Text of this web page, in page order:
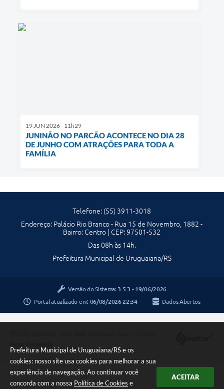
Prefeitura Municipal de Uruguaiana/RS e os
cookies: nosso site usa cookies para melhorar a sua
experiência de navegação. Ao continuar você
concorda com a nossa Política de Cookies e
ACEITAR
19 JUN 2026 - 11h29
JUNINÃO NO PARCÃO ACONTECE NO DIA 28
DE JUNHO COM ATRAÇÕES PARA TODA A
FAMÍLIA
Telefone: (55) 3911-3018
Endereço: Palácio Rio Branco - Rua 15 de Novembro, 1882 -
Bairro: Centro | CEP: 97501-532
Das 08h às 14h.
Prefeitura Municipal de Uruguaiana/RS
Versão do Sistema: 3.5.3 - 19/06/2026
Portal atualizado em: 06/08/2026 22:34 Dados Abertos